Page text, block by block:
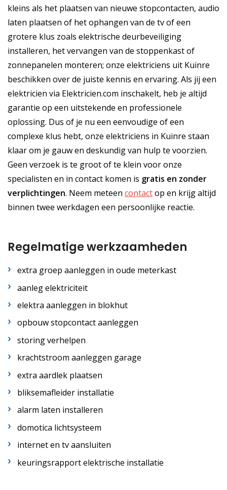
kleins als het plaatsen van nieuwe stopcontacten, audio
laten plaatsen of het ophangen van de tv of een
grotere klus zoals elektrische deurbeveiliging
installeren, het vervangen van de stoppenkast of
zonnepanelen monteren; onze elektriciens uit Kuinre
beschikken over de juiste kennis en ervaring. Als jij een
elektricien via Elektricien.com inschakelt, heb je altijd
garantie op een uitstekende en professionele
oplossing. Dus of je nu een eenvoudige of een
complexe klus hebt, onze elektriciens in Kuinre staan
klaar om je gauw en deskundig van hulp te voorzien.
Geen verzoek is te groot of te klein voor onze
specialisten en in contact komen is gratis en zonder
verplichtingen. Neem meteen contactop en krijg altijd
binnen twee werkdagen een persoonlijke reactie.
Regelmatige werkzaamheden
extra groep aanleggen in oude meterkast
aanleg elektriciteit
elektra aanleggen in blokhut
opbouw stopcontact aanleggen
storing verhelpen
krachtstroom aanleggen garage
extra aardlek plaatsen
bliksemafleider installatie
alarm laten installeren
domotica lichtsysteem
internet en tv aansluiten
keuringsrapport elektrische installatie